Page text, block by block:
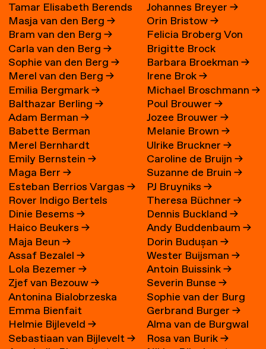
Tamar Elisabeth Berends
→
Masja van den Berg→
Bram van den Berg→
Carla van den Berg→
Sophie van den Berg→
Merel van den Berg→
Emilia Bergmark→
Balthazar Berling→
Adam Berman→
Babette Berman
Merel Bernhardt
Emily Bernstein→
Maga Berr→
Esteban Berrios Vargas→
Rover Indigo Bertels
Dinie Besems→
Haico Beukers→
Maja Beun→
Assaf Bezalel→
Lola Bezemer→
Zjef van Bezouw→
Antonina Bialobrzeska
Emma Bienfait
Helmie Bijleveld→
Sebastiaan van Bijlevelt→
Johannes Breyer→
Orin Bristow→
Felicia Broberg Von
Zweigbergk
Brigitte Brock
Barbara Broekman→
Irene Brok→
Michael Broschmann→
Poul Brouwer→
Jozee Brouwer→
Melanie Brown→
Ulrike Bruckner→
Caroline de Bruijn→
Suzanne de Bruin→
PJ Bruyniks→
Theresa Büchner→
Dennis Buckland→
Andy Buddenbaum→
Dorin Budușan→
Wester Buijsman→
Antoin Buissink→
Severin Bunse→
Sophie van der Burg
Gerbrand Burger→
Alma van de Burgwal
Rosa van Burik→